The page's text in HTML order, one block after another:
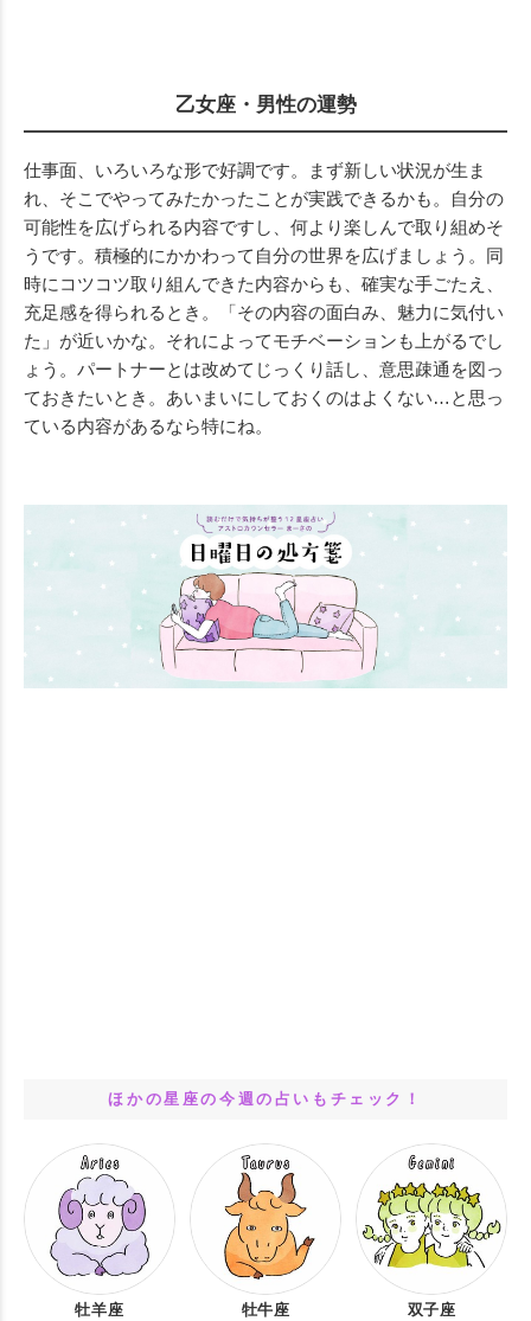
乙女座・男性の運勢
仕事面、いろいろな形で好調です。まず新しい状況が生ま
れ、そこでやってみたかったことが実践できるかも。自分の
可能性を広げられる内容ですし、何より楽しんで取り組めそ
うです。積極的にかかわって自分の世界を広げましょう。同
時にコツコツ取り組んできた内容からも、確実な手ごたえ、
充足感を得られるとき。「その内容の面白み、魅力に気付い
た」が近いかな。それによってモチベーションも上がるでし
ょう。パートナーとは改めてじっくり話し、意思疎通を図っ
ておきたいとき。あいまいにしておくのはよくない…と思っ
ている内容があるなら特にね。
ほかの星座の今週の占いもチェック！
牡羊座 牡牛座 双子座